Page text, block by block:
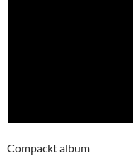
Compackt album